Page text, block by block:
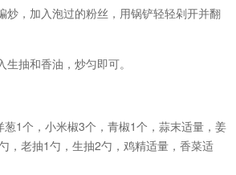
炒，加入泡过的粉丝，用锅铲轻轻剁开并翻
抽和香油，炒匀即可。
1个，小米椒3个，青椒1个，蒜末适量，姜
，老抽1勺，生抽2勺，鸡精适量，香菜适